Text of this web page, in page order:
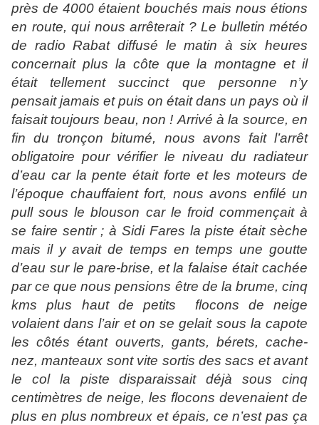
près de 4000 étaient bouchés mais nous étions
en route, qui nous arrêterait ? Le bulletin météo
de radio Rabat diffusé le matin à six heures
concernait plus la côte que la montagne et il
était tellement succinct que personne n’y
pensait jamais et puis on était dans un pays où il
faisait toujours beau, non ! Arrivé à la source, en
fin du tronçon bitumé, nous avons fait l’arrêt
obligatoire pour vérifier le niveau du radiateur
d’eau car la pente était forte et les moteurs de
l’époque chauffaient fort, nous avons enfilé un
pull sous le blouson car le froid commençait à
se faire sentir ; à Sidi Fares la piste était sèche
mais il y avait de temps en temps une goutte
d’eau sur le pare-brise, et la falaise était cachée
par ce que nous pensions être de la brume, cinq
kms plus haut de petits
flocons de neige
volaient dans l’air et on se gelait sous la capote
les côtés étant ouverts, gants, bérets, cache-
nez, manteaux sont vite sortis des sacs et avant
le col la piste disparaissait déjà sous cinq
centimètres de neige, les flocons devenaient de
plus en plus nombreux et épais, ce n’est pas ça